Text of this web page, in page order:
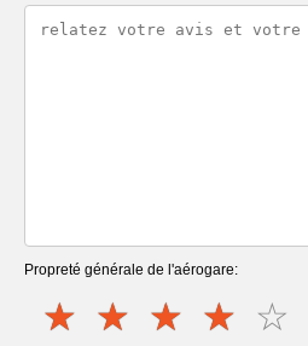
Propreté générale de l'aérogare: